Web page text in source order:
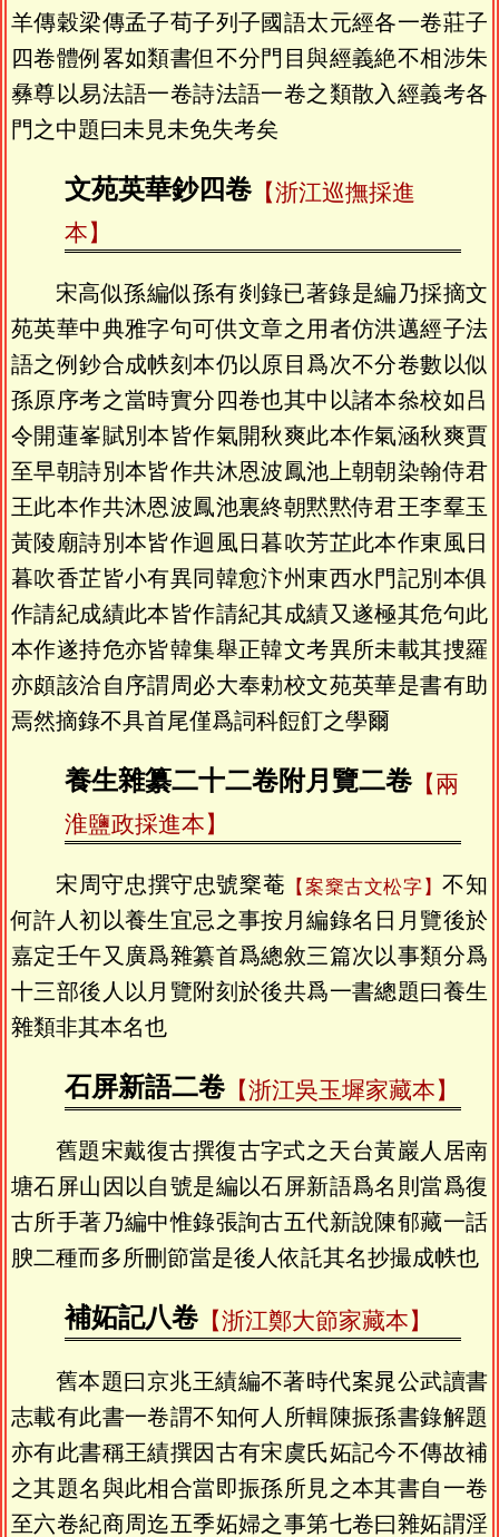
羊傳穀梁傳孟子荀子列子國語太元經各一卷莊子
四卷體例畧如類書但不分門目與經義絶不相涉朱
彝尊以易法語一卷詩法語一卷之類散入經義考各
門之中題曰未見未免失考矣
文苑英華鈔四卷【浙江巡撫採進
本】
宋高似孫編似孫有剡錄已著錄是編乃採摘文
苑英華中典雅字句可供文章之用者仿洪邁經子法
語之例鈔合成帙刻本仍以原目爲次不分卷數以似
孫原序考之當時實分四卷也其中以諸本叅校如吕
令開蓮峯賦別本皆作氣開秋爽此本作氣涵秋爽賈
至早朝詩別本皆作共沐恩波鳳池上朝朝染翰侍君
王此本作共沐恩波鳳池裏終朝黙黙侍君王李羣玉
黃陵廟詩別本皆作迴風日暮吹芳芷此本作東風日
暮吹香芷皆小有異同韓愈汴州東西水門記別本俱
作請紀成績此本皆作請紀其成績又遂極其危句此
本作遂持危亦皆韓集舉正韓文考異所未載其捜羅
亦頗該洽自序謂周必大奉勅校文苑英華是書有助
焉然摘錄不具首尾僅爲詞科餖飣之學爾
養生雜纂二十二卷附月覽二卷【兩
淮鹽政採進本】
宋周守忠撰守忠號㮤菴 【案㮤古文松字】不知
何許人初以養生宜忌之事按月編錄名日月覽後於
嘉定壬午又廣爲雜纂首爲總敘三篇次以事類分爲
十三部後人以月覽附刻於後共爲一書總題曰養生
雜類非其本名也
石屏新語二卷【浙江吳玉墀家藏本】
舊題宋戴復古撰復古字式之天台黃巖人居南
塘石屏山因以自號是編以石屏新語爲名則當爲復
古所手著乃編中惟錄張詢古五代新說陳郁藏一話
腴二種而多所刪節當是後人依託其名抄撮成帙也
補妬記八卷【浙江鄭大節家藏本】
舊本題曰京兆王績編不著時代案晁公武讀書
志載有此書一卷謂不知何人所輯陳振孫書錄解題
亦有此書稱王績撰因古有宋虞氏妬記今不傳故補
之其題名與此相合當即振孫所見之本其書自一卷
至六卷紀商周迄五季妬婦之事第七卷曰雜妬謂淫